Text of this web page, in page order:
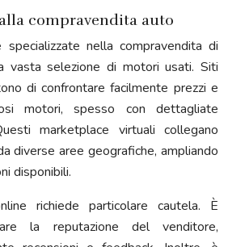
compravendita auto
nella compravendita di
vasta selezione di motori usati. Siti
di confrontare facilmente prezzi e
motori, spesso con dettagliate
marketplace virtuali collegano
diverse aree geografiche, ampliando
disponibili.
richiede particolare cautela. È
la reputazione del venditore,